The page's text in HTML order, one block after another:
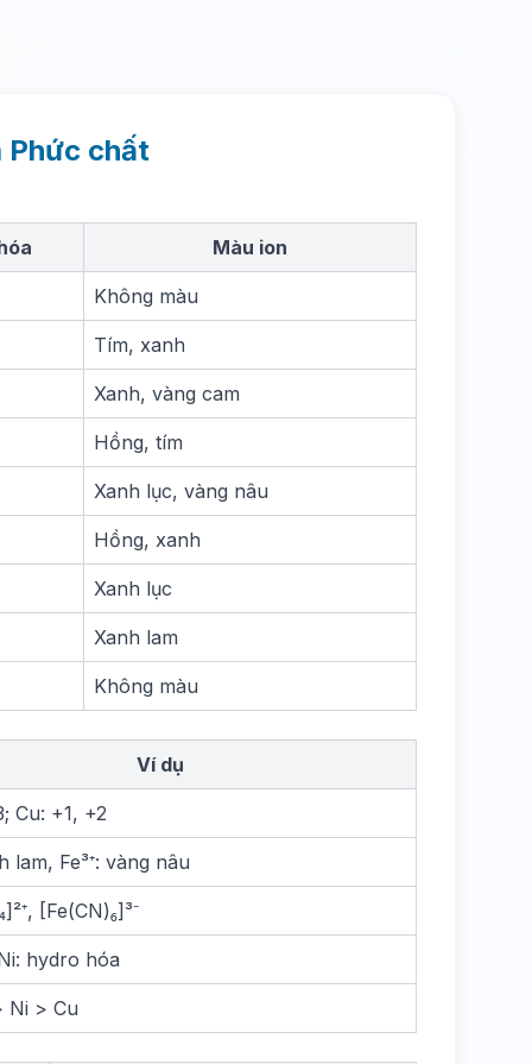
Phức chất
Màu ion
Không màu
Tím, xanh
Xanh, vàng cam
Hồng, tím
Xanh lục, vàng nâu
Hồng, xanh
Xanh lục
Xanh lam
Không màu
Ví dụ
Cu: +1, +2
lam, Fe³⁺: vàng nâu
[Fe(CN)₆]³⁻
hydro hóa
Ni > Cu